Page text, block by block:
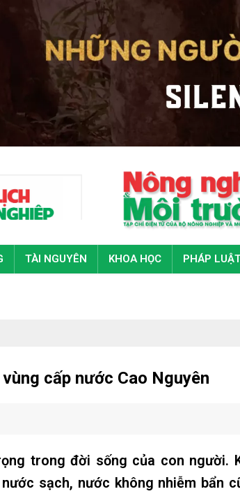
TÀI NGUYÊN KHOA HỌC PHÁP
Tạp
cấp nước Cao Nguyên
trong đời sống của con người.
sạch, nước không nhiễm bẩn